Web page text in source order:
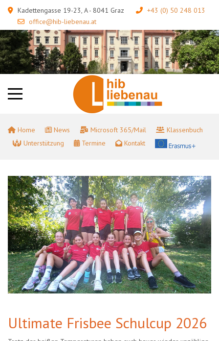
Kadettengasse 19-23, A - 8041 Graz
+43 (0) 50 248 013
office@hib-liebenau.at
Home News Microsoft 365/Mail
Klassenbuch
Unterstützung
Termine Kontakt
Ultimate Frisbee Schulcup 2026